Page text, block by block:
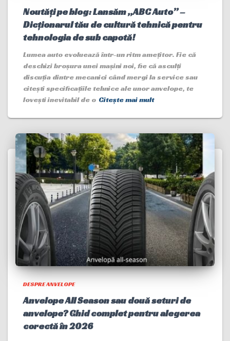
Noutăți pe blog: Lansăm „ABC Auto” –
Dicționarul tău de cultură tehnică pentru
tehnologia de sub capotă!
Lumea auto evoluează într-un ritm amețitor. Fie că
deschizi broșura unei mașini noi, fie că asculți
discuția dintre mecanici când mergi la service sau
citești specificațiile tehnice ale unor anvelope, te
lovești inevitabil de o Citește mai mult
DESPRE ANVELOPE
Anvelope All Season sau două seturi de
anvelope? Ghid complet pentru alegerea
corectă în 2026